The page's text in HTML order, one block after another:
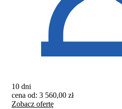
10 dni
cena od: 3 560,00 zł
Zobacz ofertę